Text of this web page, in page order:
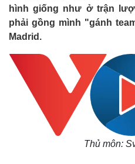
hình giống như ở trận
phải gồng mình "gánh
Madrid.
Thủ môn: